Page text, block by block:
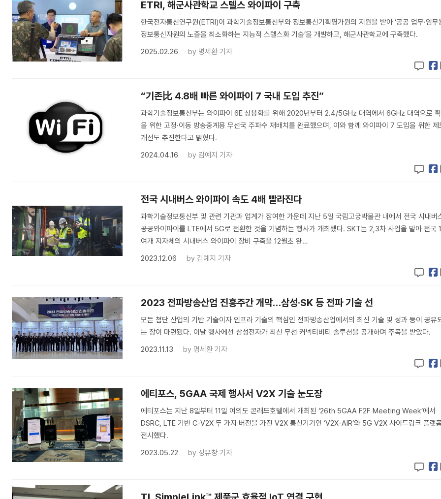
ETRI, 해군사관학교 스텔스 와이파이 구축
한국전자통신연구원(ETRI)이 과학기술정보통신부와 정보통신기획평가원의 지원을 받아 ‘공공 업무·임무
정보통신자원의 노출을 최소화하는 지능적 스텔스화 기술’을 개발하고, 해군사관학교에 구축했다.
2025.02.26
by 명세환 기자
“기존比 4.8배 빠른 와이파이 7 국내 도입 추진”
과학기술정보통신부는 와이파이 6E 상용화를 위해 2020년부터 2.4/5GHz 대역에서 6GHz 대역으로
을 위한 고정·이동 방송중계용 무선국 주파수 재배치를 완료했으며, 이와 함께 와이파이 7 도입을 위한 제
개선도 추진한다고 밝혔다.
2024.04.16
by김예지 기자
전국 시내버스 와이파이 속도 4배 빨라진다
과학기술정보통신부 및 관련 기관과 업계가 참여한 가운데 지난 5일 국립고궁박물관 내에서 전국 시내버
공공와이파이를 LTE에서 5G로 전환한 것을 기념하는 행사가 개최됐다. SKT는 2,3차 사업을 맡아 전국
여개 지자체의 시내버스 와이파이 장비 구축을 12월초 완…
2023.12.06
by김예지 기자
​2023 전파방송산업 진흥주간 개막…삼성·SK 등 전파 기술 선
모든 첨단 산업의 기반 기술이자 인프라 기술의 핵심인 전파방송산업에서의 최신 기술 및 성과 등이 공유
는 장이 마련됐다. 이날 행사에선 삼성전자가 최신 무선 커넥티비티 솔루션을 공개하며 주목을 받았다.
2023.11.13
by 명세환 기자
에티포스, 5GAA 국제 행사서 V2X 기술 눈도장
에티포스는 지난 8일부터 11일 여의도 콘래드호텔에서 개최된 ‘26th 5GAA F2F Meeting Week’에서
DSRC, LTE 기반 C-V2X 두 가지 버전을 가진 V2X 통신기기인 ‘V2X-AIR’와 5G V2X 사이드링크 플랫
전시했다.
2023.05.22
by 성유창 기자